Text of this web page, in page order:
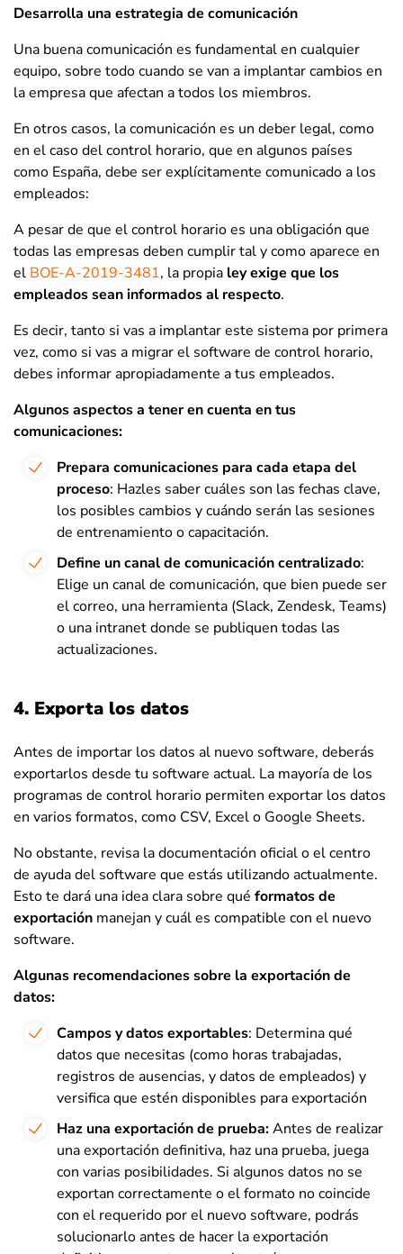
Desarrolla una estrategia de comunicación
Una buena comunicación es fundamental en cualquier
equipo, sobre todo cuando se van a implantar cambios en
la empresa que afectan a todos los miembros.
En otros casos, la comunicación es un deber legal, como
en el caso del control horario, que en algunos países
como España, debe ser explícitamente comunicado a los
empleados:
A pesar de que el control horario es una obligación que
todas las empresas deben cumplir tal y como aparece en
el BOE-A-2019-3481, la propia ley exige que los
empleados sean informados al respecto.
Es decir, tanto si vas a implantar este sistema por primera
vez, como si vas a migrar el software de control horario,
debes informar apropiadamente a tus empleados.
Algunos aspectos a tener en cuenta en tus
comunicaciones:
Prepara comunicaciones para cada etapa del
proceso: Hazles saber cuáles son las fechas clave,
los posibles cambios y cuándo serán las sesiones
de entrenamiento o capacitación.
Define un canal de comunicación centralizado:
Elige un canal de comunicación, que bien puede ser
el correo, una herramienta (Slack, Zendesk, Teams)
o una intranet donde se publiquen todas las
actualizaciones.
4. Exporta los datos
Antes de importar los datos al nuevo software, deberás
exportarlos desde tu software actual. La mayoría de los
programas de control horario permiten exportar los datos
en varios formatos, como CSV, Excel o Google Sheets.
No obstante, revisa la documentación oficial o el centro
de ayuda del software que estás utilizando actualmente.
Esto te dará una idea clara sobre qué formatos de
exportación manejan y cuál es compatible con el nuevo
software.
Algunas recomendaciones sobre la exportación de
datos:
Campos y datos exportables: Determina qué
datos que necesitas (como horas trabajadas,
registros de ausencias, y datos de empleados) y
versifica que estén disponibles para exportación
Haz una exportación de prueba:Antes de realizar
una exportación definitiva, haz una prueba, juega
con varias posibilidades. Si algunos datos no se
exportan correctamente o el formato no coincide
con el requerido por el nuevo software, podrás
solucionarlo antes de hacer la exportación